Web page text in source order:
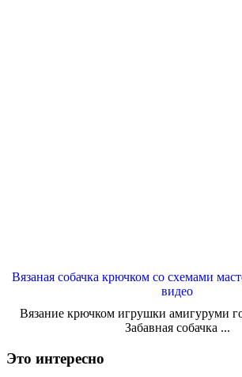
Вязаная собачка крючком со схемами
видео
Вязание крючком игрушки амигуруми
Забавная собачка ...
Это интересно